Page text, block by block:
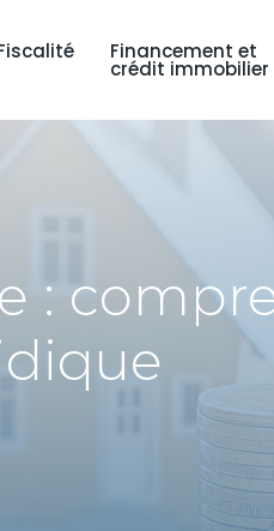
Financement et
crédit immobilier
: